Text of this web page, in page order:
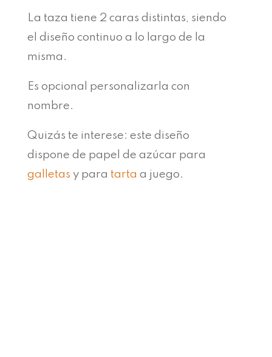
desde
La taza tiene 2 caras distintas, siendo
el diseño continuo a lo largo de la
misma.
Es opcional personalizarla con
nombre.
Quizás te interese: este diseño
dispone de papel de azúcar para
galletas y para tarta a juego.